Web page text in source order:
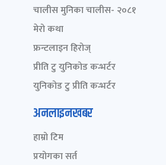
चालीस मुनिका चालीस- २०८१
मेरो कथा
फ्रन्टलाइन हिरोज्
प्रीति टु युनिकोड कन्भर्टर
युनिकोड टु प्रीति कन्भर्टर
अनलाइनखबर
हाम्रो टिम
प्रयोगका सर्त